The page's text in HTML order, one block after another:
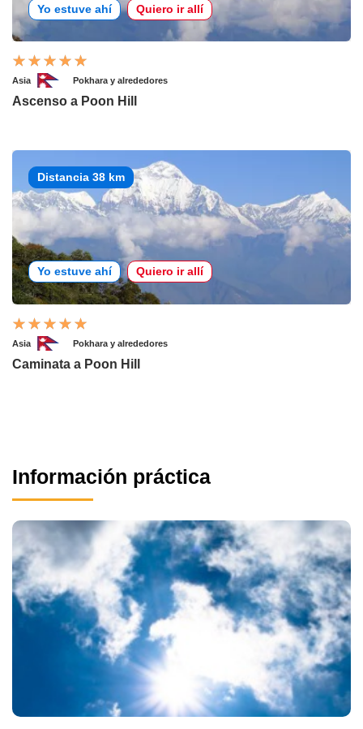
Yo estuve ahí Quiero ir allí
Asia Pokhara y alrededores
Ascenso a Poon Hill
Distancia 38 km
Yo estuve ahí Quiero ir allí
Asia Pokhara y alrededores
Caminata a Poon Hill
Información práctica